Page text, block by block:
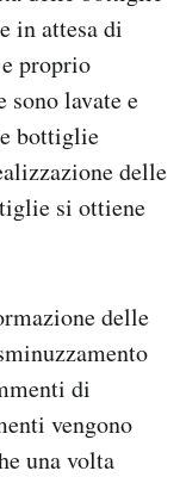
in attesa di
proprio
lavate e
bottiglie
delle
si ottiene
delle
di
vengono
una volta